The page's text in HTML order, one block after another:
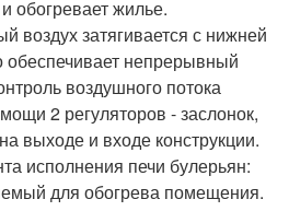
обогревает жилье.
воздух затягивается с нижней
обеспечивает непрерывный
воздушного потока
2 регуляторов - заслонок,
выходе и входе конструкции.
исполнения печи булерьян:
для обогрева помещения.